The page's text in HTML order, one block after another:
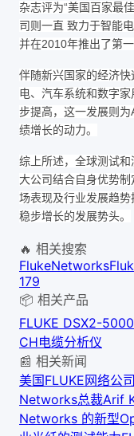
杂志评为“美国百家最
司则一直 致力于智能
并在2010年推出了第
伴随新兴国家的经济
电、汽车系统和数字
步提高，这一发展则
绩增长的动力。
综上所述，全球测试
大公司结合自身优势
场表现及行业发展趋
稳步增长的发展势头。
🔥 相关搜索
FlukeNetworks
179
📦 相关产品
FLUKE DSX2-
CH电缆分析仪
📰 相关新闻
美国FLUKE网络公
Networks总裁Arif
Networks 的新型